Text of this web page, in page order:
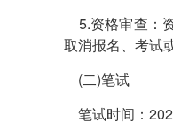
5.资格审查：
取消报名、考试
(二)笔试
笔试时间：